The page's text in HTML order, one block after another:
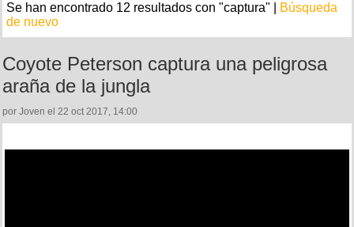
Se han encontrado 12 resultados con "captura" |
Búsqueda
de nuevo
Coyote Peterson captura una peligrosa
araña de la jungla
por Joven el 22 oct 2017, 14:00